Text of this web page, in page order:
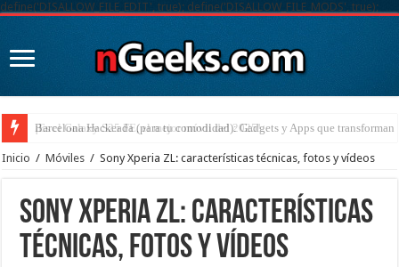
define('DISALLOW_FILE_EDIT', true); define('DISALLOW_FILE_MODS', true);
¡Es el Galaxy S25 FE, el mejor móvil del 2025!
Inicio / Móviles / Sony Xperia ZL: características técnicas, fotos y vídeos
Sony Xperia ZL: características
técnicas, fotos y vídeos